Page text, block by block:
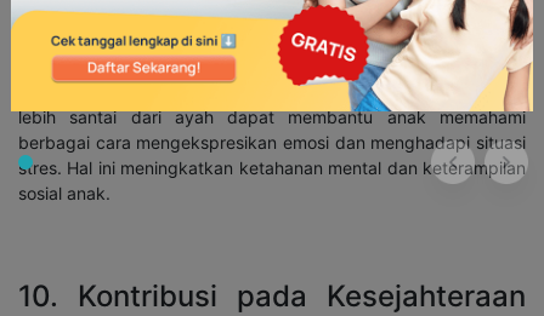
9. Dukungan Emosional yang Unik
Ayah menawarkan bentuk dukungan emosional yang berbeda
dari ibu. Sentuhan, permainan fisik, dan cara komunikasi yang
lebih santai dari ayah dapat membantu anak memahami
berbagai cara mengekspresikan emosi dan menghadapi situasi
stres. Hal ini meningkatkan ketahanan mental dan keterampilan
sosial anak.
10. Kontribusi pada Kesejahteraan